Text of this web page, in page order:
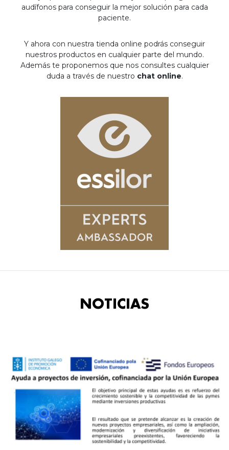
audífonos para conseguir la mejor solución para cada
paciente.
Y ahora con nuestra tienda online podrás conseguir
nuestros productos en cualquier parte del mundo.
Además te proponemos que nos consultes cualquier
duda a través de nuestro chat online.
NOTICIAS